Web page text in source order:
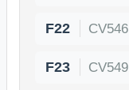
F22 CV546
F23 CV549